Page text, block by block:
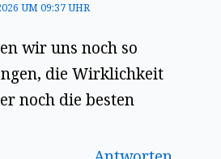
UM 09:37 UHR
wir uns noch so
die Wirklichkeit
noch die besten